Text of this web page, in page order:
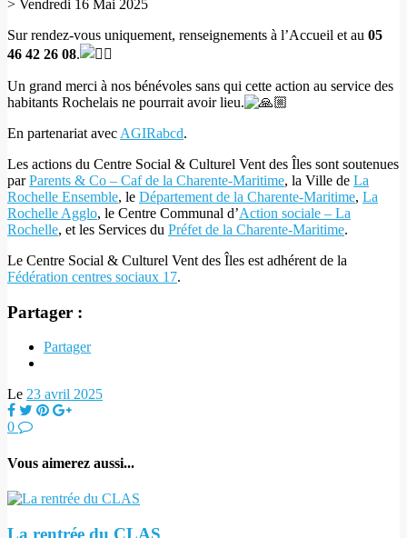
> Vendredi 16 Mai 2025
Sur rendez-vous uniquement, renseignements à l’Accueil et au 05
46 42 26 08.
Un grand merci à nos bénévoles sans qui cette action au service des
habitants Rochelais ne pourrait avoir lieu.
En partenariat avec AGIRabcd.
Les actions du Centre Social & Culturel Vent des Îles sont soutenues
parParents & Co – Caf de la Charente-Maritime, la Ville de La
Rochelle Ensemble, le Département de la Charente-Maritime, La
Rochelle Agglo, le Centre Communal d’Action sociale – La
Rochelle, et les Services du Préfet de la Charente-Maritime.
Le Centre Social & Culturel Vent des Îles est adhérent de la
Fédération centres sociaux 17.
Partager :
Partager
Le 23 avril 2025
0
Vous aimerez aussi...
La rentrée du CLAS